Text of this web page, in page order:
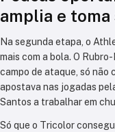
amplia e toma
Na segunda etapa, o
mais com a bola. O
campo de ataque, só não
apostava nas jogadas
Santos a trabalhar em
Só que o Tricolor